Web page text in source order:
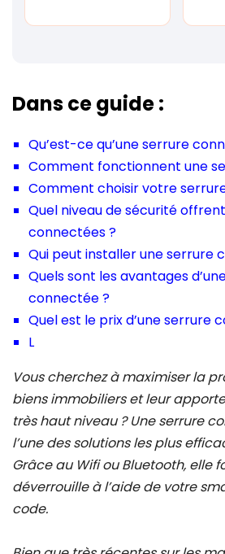
Dans ce guide :
Qu’est-ce qu’une serrure
Comment fonctionnent une
Comment choisir votre
Quel niveau de sécurité
connectées ?
Qui peut installer une serrure
Quels sont les avantages
connectée ?
Quel est le prix d’une serrure
L
Vous cherchez à maximiser la
biens immobiliers et leur
très haut niveau ? Une serrure
l’une des solutions les plus
Grâce au Wifi ou Bluetooth, elle
déverrouille à l’aide de votre
code.